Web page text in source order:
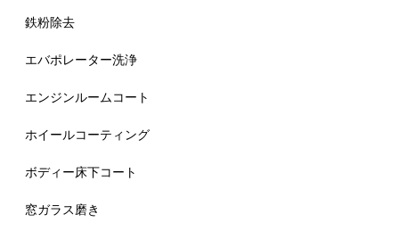
鉄粉除去
エバポレーター洗浄
エンジンルームコート
ホイールコーティング
ボディー床下コート
窓ガラス磨き